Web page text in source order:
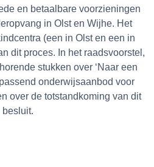
en betaalbare voorzieningen
in Olst en Wijhe. Het
(een in Olst en een in
dit proces. In het raadsvoorstel,
stukken over ‘Naar een
onderwijsaanbod voor
over de totstandkoming van dit
besluit.